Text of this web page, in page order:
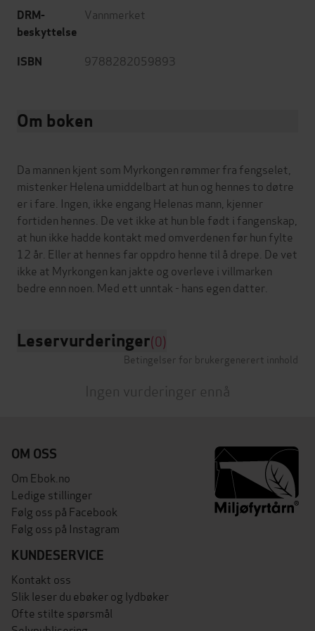
DRM-
beskyttelse
Vannmerket
ISBN 9788282059893
Om boken
Da mannen kjent som Myrkongen rømmer fra fengselet,
mistenker Helena umiddelbart at hun og hennes to døtre
er i fare. Ingen, ikke engang Helenas mann, kjenner
fortiden hennes. De vet ikke at hun ble født i fangenskap,
at hun ikke hadde kontakt med omverdenen før hun fylte
12 år. Eller at hennes far oppdro henne til å drepe. De vet
ikke at Myrkongen kan jakte og overleve i villmarken
Leservurderinger(0)
Betingelser for brukergenerert innhold
Ingen vurderinger ennå
OM OSS
Om Ebok.no
Ledige stillinger
Følg oss på Facebook
Følg oss på Instagram
KUNDESERVICE
Kontakt oss
Slik leser du ebøker og lydbøker
Ofte stilte spørsmål